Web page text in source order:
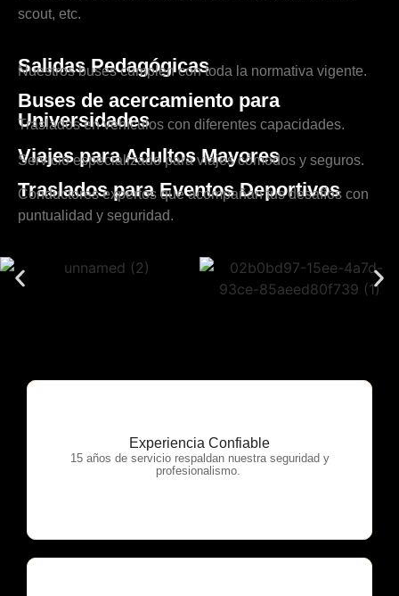
scout, etc.
Salidas Pedagógicas
Nuestros buses cumplen con toda la normativa vigente.
Buses de acercamiento para
Universidades
Traslados en vehículos con diferentes capacidades.
Viajes para Adultos Mayores
Servicio especializado para viajes cómodos y seguros.
Traslados para Eventos Deportivos
Conductores expertos que acompañan tus desafíos con
puntualidad y seguridad.
Experiencia Confiable
15 años de servicio respaldan nuestra seguridad y
profesionalismo.
OTP Servicios